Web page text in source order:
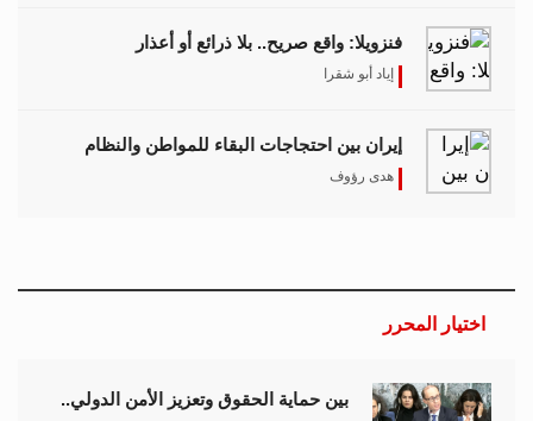
فنزويلا: واقع صريح.. بلا ذرائع أو أعذار
إياد أبو شقرا
إيران بين احتجاجات البقاء للمواطن والنظام
هدى رؤوف
اختيار المحرر
بين حماية الحقوق وتعزيز الأمن الدولي..